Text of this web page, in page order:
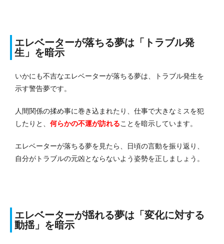
エレベーターが落ちる夢は「トラブル発
生」を暗示
いかにも不吉なエレベーターが落ちる夢は、トラブル発生を
示す警告夢です。
人間関係の揉め事に巻き込まれたり、仕事で大きなミスを犯
したりと、 何らかの不運が訪れることを暗示しています。
エレベーターが落ちる夢を見たら、日頃の言動を振り返り、
自分がトラブルの元凶とならないよう姿勢を正しましょう。
エレベーターが揺れる夢は「変化に対する
動揺」を暗示